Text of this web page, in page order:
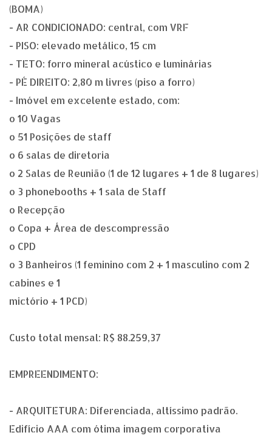
(BOMA)
- AR CONDICIONADO: central, com VRF
- PISO: elevado metálico, 15 cm
- TETO: forro mineral acústico e luminárias
- PÉ DIREITO: 2,80 m livres (piso a forro)
- Imóvel em excelente estado, com:
o 10 Vagas
o 51 Posições de staff
o 6 salas de diretoria
o 2 Salas de Reunião (1 de 12 lugares + 1 de 8 lugares)
o 3 phonebooths + 1 sala de Staff
o Recepção
o Copa + Área de descompressão
o CPD
o 3 Banheiros (1 feminino com 2 + 1 masculino com 2
cabines e 1
mictório + 1 PCD)
Custo total mensal: R$ 88.259,37
EMPREENDIMENTO:
- ARQUITETURA: Diferenciada, altíssimo padrão.
Edifício AAA com ótima imagem corporativa